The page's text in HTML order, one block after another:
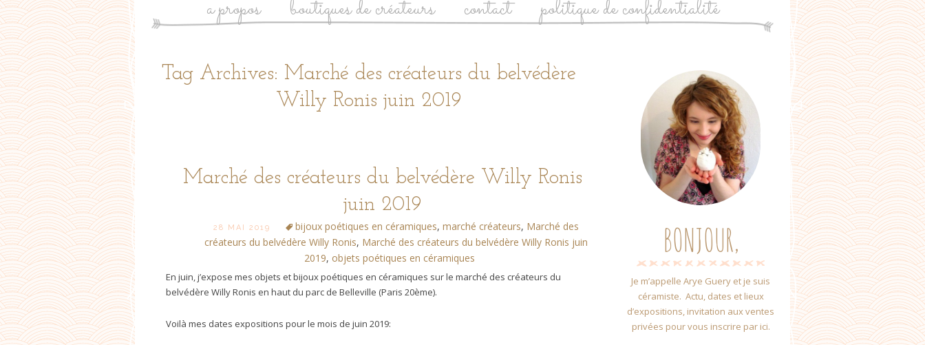
a propos boutiques de créateurs contact politique de confidentialité
Tag Archives: Marché des créateurs du belvédère
Willy Ronis juin 2019
Marché des créateurs du belvédère Willy Ronis
juin 2019
28 MAI 2019 bijoux poétiques en céramiques,marché créateurs, Marché des
créateurs du belvédère Willy Ronis, Marché des créateurs du belvédère Willy Ronis juin
2019, objets poétiques en céramiques
En juin, j’expose mes objets et bijoux poétiques en céramiques sur le marché des créateurs du
belvédère Willy Ronis en haut du parc de Belleville (Paris 20ème).
Voilà mes dates expositions pour le mois de juin 2019:
BONJOUR,
Je m’appelle Arye Guery et je suis
céramiste. Actu, dates et lieux
d’expositions, invitation aux ventes
privées pour vous inscrire par ici.